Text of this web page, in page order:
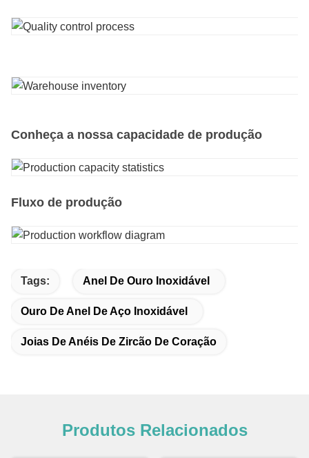
Conheça a nossa capacidade de produção
Fluxo de produção
Tags: Anel De Ouro Inoxidável
Ouro De Anel De Aço Inoxidável
Joias De Anéis De Zircão De Coração
Produtos Relacionados